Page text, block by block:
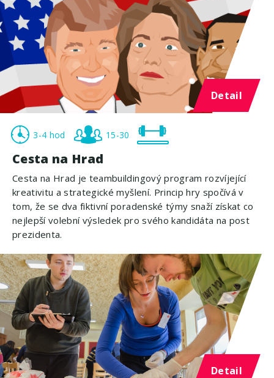
Detail
3-4 hod 15-30
Cesta na Hrad
Cesta na Hrad je teambuildingový program rozvíjející
kreativitu a strategické myšlení. Princip hry spočívá v
tom, že se dva fiktivní poradenské týmy snaží získat co
nejlepší volební výsledek pro svého kandidáta na post
prezidenta.
Detail